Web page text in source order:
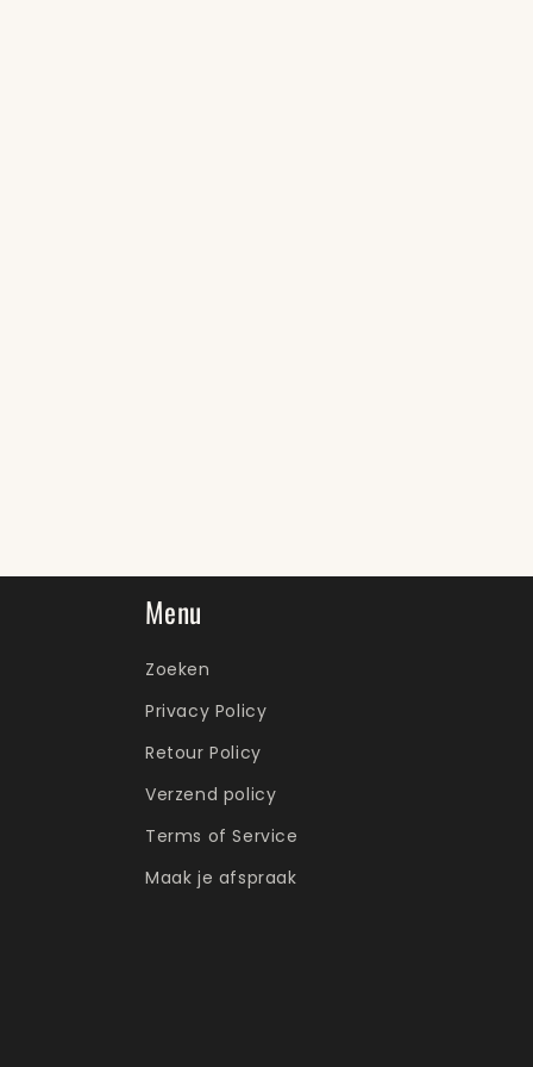
Menu
Zoeken
Privacy Policy
Retour Policy
Verzend policy
Terms of Service
Maak je afspraak